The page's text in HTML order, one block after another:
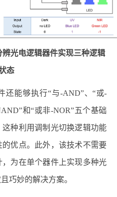
光电逻辑器件实现三种逻辑
态
还能够执行“与-AND”、“或-
和“或非-NOR”五个基础
种利用调制光切换逻辑功能
优点。此外，该技术不需要
为在单个器件上实现多种光
巧妙的解决方案。